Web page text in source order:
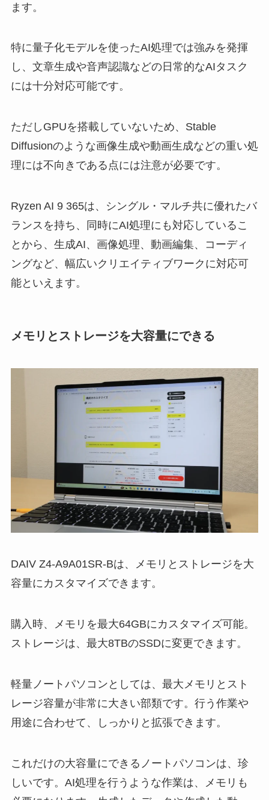
ます。
特に量子化モデルを使ったAI処理では強みを発揮
し、文章生成や音声認識などの日常的なAIタスク
には十分対応可能です。
ただしGPUを搭載していないため、Stable
Diffusionのような画像生成や動画生成などの重い処
理には不向きである点には注意が必要です。
Ryzen AI 9 365は、シングル・マルチ共に優れたバ
ランスを持ち、同時にAI処理にも対応しているこ
とから、生成AI、画像処理、動画編集、コーディ
ングなど、幅広いクリエイティブワークに対応可
能といえます。
メモリとストレージを大容量にできる
DAIV Z4-A9A01SR-Bは、メモリとストレージを大
容量にカスタマイズできます。
購入時、メモリを最大64GBにカスタマイズ可能。
ストレージは、最大8TBのSSDに変更できます。
軽量ノートパソコンとしては、最大メモリとスト
レージ容量が非常に大きい部類です。行う作業や
用途に合わせて、しっかりと拡張できます。
これだけの大容量にできるノートパソコンは、珍
しいです。AI処理を行うような作業は、メモリも